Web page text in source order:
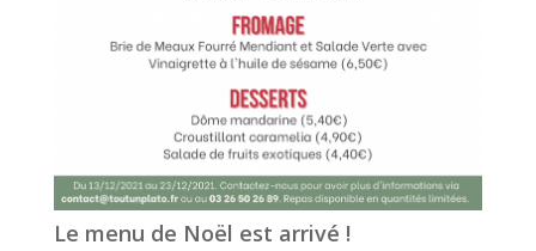
Le menu de Noël est arrivé !